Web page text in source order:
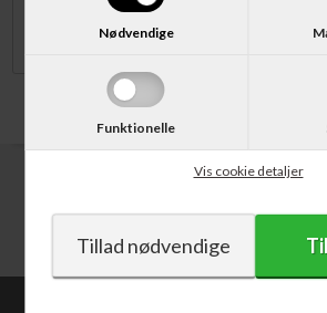
Nødvendige
Funktionelle
Vis cookie detaljer
Epson Expression Home XP-5200 / XP-5205 og
2960DWF / WF-2965DWF.